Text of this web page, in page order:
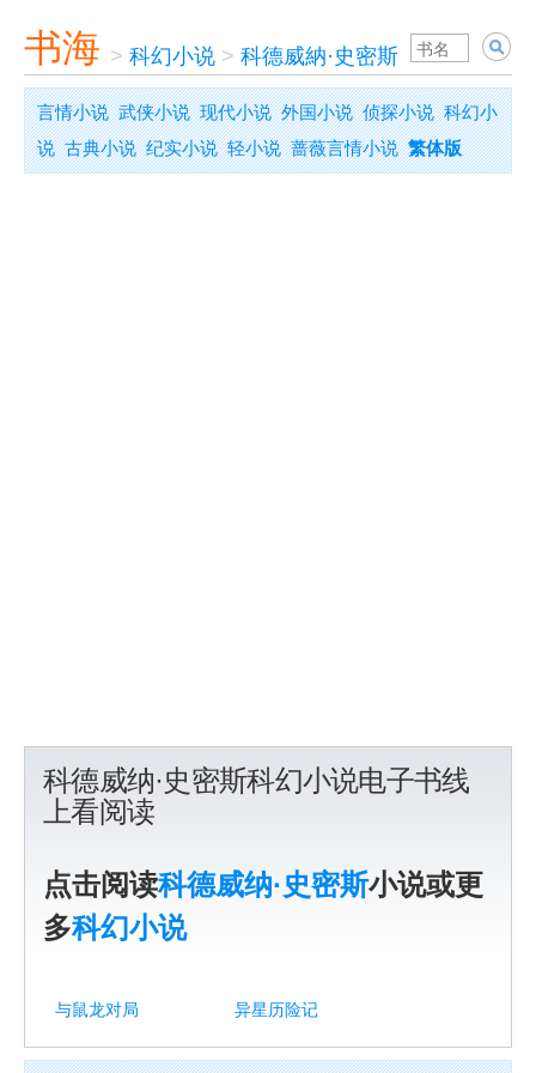
书海 > 科幻小说 > 科德威納·史密斯
言情小说 武侠小说 现代小说 外国小说 侦探小说 科幻小
说 古典小说 纪实小说 轻小说 蔷薇言情小说 繁体版
科德威纳·史密斯科幻小说电子书线
上看阅读
点击阅读科德威纳·史密斯小说或更
多科幻小说
与鼠龙对局 异星历险记